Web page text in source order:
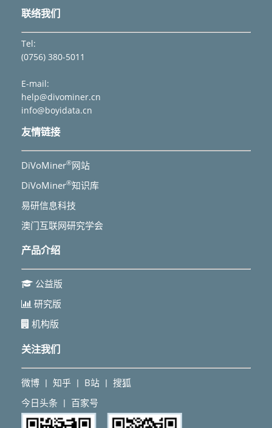
联络我们
Tel:
(0756) 380-5011
E-mail:
help@divominer.cn
info@boyidata.cn
友情链接
DiVoMiner®网站
DiVoMiner®知识库
易研信息科技
澳门互联网研究学会
产品介绍
公益版
研究版
机构版
关注我们
微博 丨 知乎 丨 B站 丨 搜狐
今日头条 丨 百家号